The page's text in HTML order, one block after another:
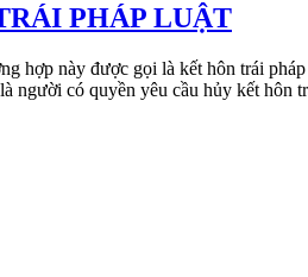
PHÁP LUẬT
hợp này được gọi là kết hôn trái
người có quyền yêu cầu hủy kết hôn